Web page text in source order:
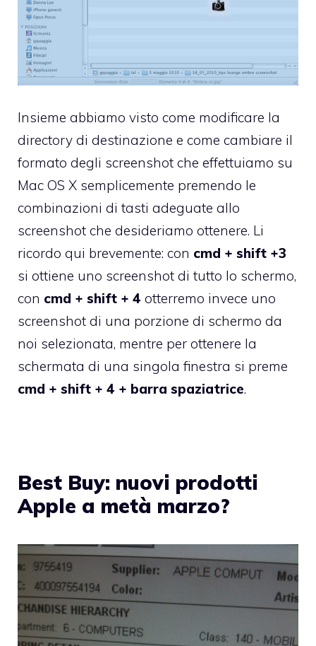
Insieme abbiamo visto come modificare la
directory di destinazione e come cambiare il
formato degli screenshot che effettuiamo su
Mac OS X semplicemente premendo le
combinazioni di tasti adeguate allo
screenshot che desideriamo ottenere. Li
ricordo qui brevemente: con cmd + shift +3
si ottiene uno screenshot di tutto lo schermo,
con cmd + shift + 4 otterremo invece uno
screenshot di una porzione di schermo da
noi selezionata, mentre per ottenere la
schermata di una singola finestra si preme
cmd + shift + 4 + barra spaziatrice.
Best Buy: nuovi prodotti
Apple a metà marzo?